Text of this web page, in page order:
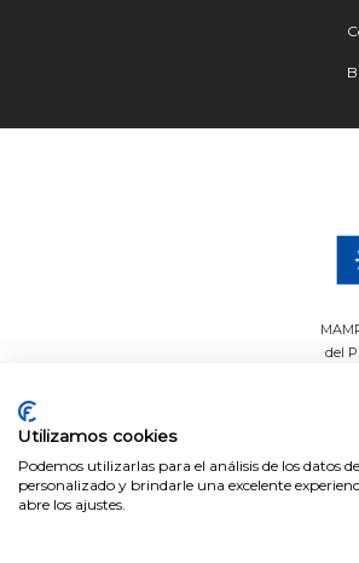
del
Utilizamos cookies
Podemos utilizarlas para el análisis de los datos
personalizado y brindarle una excelente
abre los ajustes.